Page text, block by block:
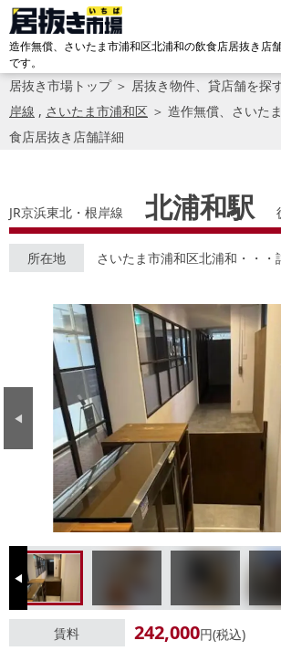
造作無償、さいたま市浦和区北浦和の飲食店居抜き店
です。
居抜き市場トップ＞ 居抜き物件、貸店舗を探
岸線 , さいたま市浦和区 ＞ 造作無償、さいた
食店居抜き店舗詳細
JR京浜東北・根岸線 北浦和駅
所在地 さいたま市浦和区北浦和・・・
Previous
Previous
賃料 242,000円(税込)